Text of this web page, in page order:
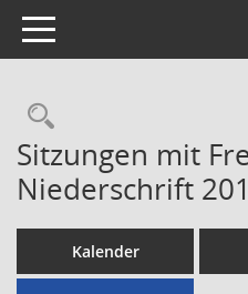
Toggle navigation
Sitzungen mit
Niederschrift
Kalender